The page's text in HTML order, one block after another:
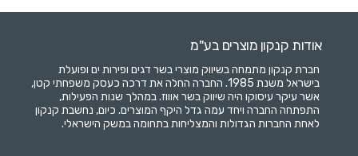
אודות קנקון מוצרים בע"מ
חברת קנקון מתמחה בשיווק מוצרי בשר דגים ופירות ים ופועלת
בישראל משנת 1985. החברה החלה את דרכה כעסק משפחתי קטן,
אשר עיקר עיסוקו היה שיווק בשר אוווז. במהלך שנות הפעילות,
התפתחה החברה ויחד עמה גדל היקף המוצרים. כיום, נחשבת קנקון
לאחת החברות הגדולות והמצליחות בתחומה במשק הישראלי.